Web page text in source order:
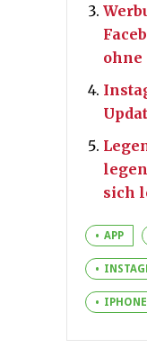
ohne
sich
APP
IPHONE